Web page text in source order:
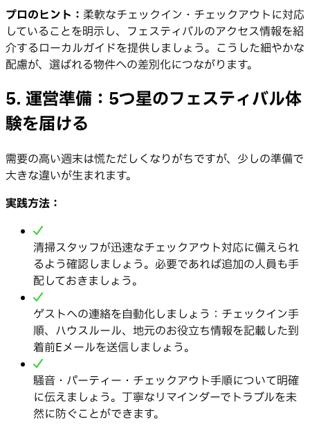
プロのヒント： 柔軟なチェックイン・チェックアウトに対応
していることを明示し、フェスティバルのアクセス情報を紹
介するローカルガイドを提供しましょう。こうした細やかな
配慮が、選ばれる物件への差別化につながります。
5. 運営準備：5つ星のフェスティバル体
験を届ける
需要の高い週末は慌ただしくなりがちですが、少しの準備で
大きな違いが生まれます。
実践方法：
清掃スタッフが迅速なチェックアウト対応に備えられ
るよう確認しましょう。必要であれば追加の人員も手
配しておきましょう。
ゲストへの連絡を自動化しましょう：チェックイン手
順、ハウスルール、地元のお役立ち情報を記載した到
着前Eメールを送信しましょう。
騒音・パーティー・チェックアウト手順について明確
に伝えましょう。丁寧なリマインダーでトラブルを未
然に防ぐことができます。